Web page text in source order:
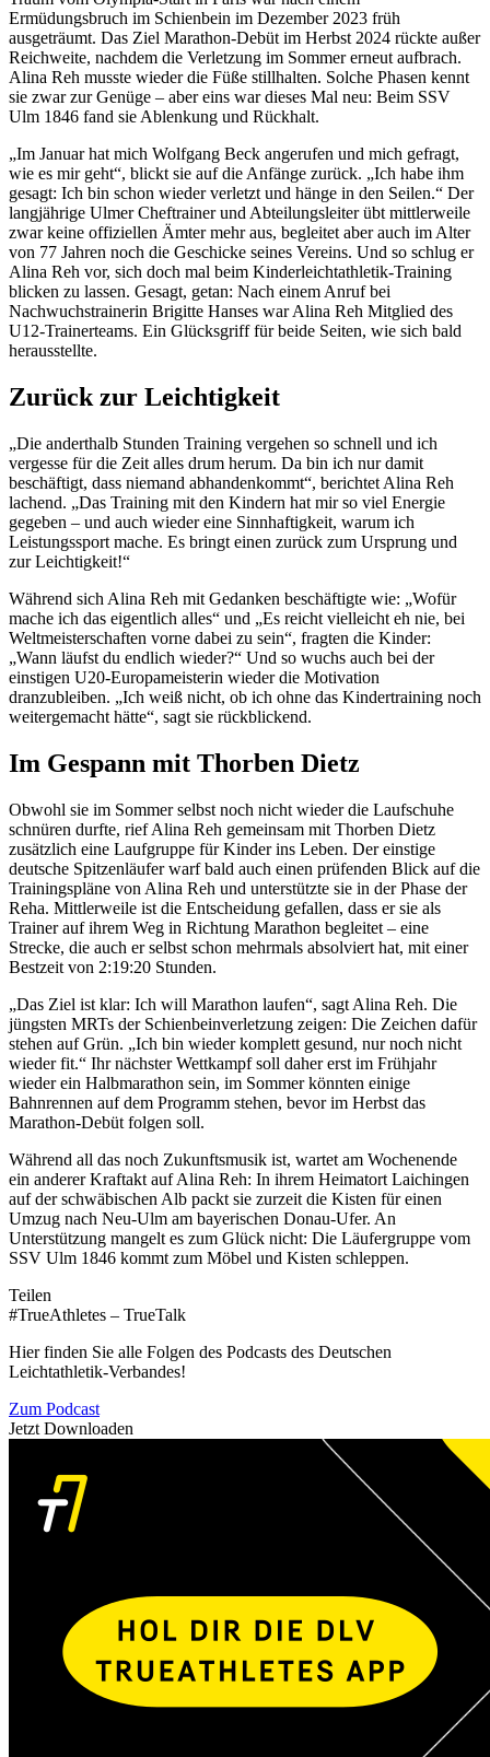
Ermüdungsbruch im Schienbein im Dezember 2023 früh
ausgeträumt. Das Ziel Marathon-Debüt im Herbst 2024 rückte außer
Reichweite, nachdem die Verletzung im Sommer erneut aufbrach.
Alina Reh musste wieder die Füße stillhalten. Solche Phasen kennt
sie zwar zur Genüge – aber eins war dieses Mal neu: Beim SSV
Ulm 1846 fand sie Ablenkung und Rückhalt.
„Im Januar hat mich Wolfgang Beck angerufen und mich gefragt,
wie es mir geht“, blickt sie auf die Anfänge zurück. „Ich habe ihm
gesagt: Ich bin schon wieder verletzt und hänge in den Seilen.“ Der
langjährige Ulmer Cheftrainer und Abteilungsleiter übt mittlerweile
zwar keine offiziellen Ämter mehr aus, begleitet aber auch im Alter
von 77 Jahren noch die Geschicke seines Vereins. Und so schlug er
Alina Reh vor, sich doch mal beim Kinderleichtathletik-Training
blicken zu lassen. Gesagt, getan: Nach einem Anruf bei
Nachwuchstrainerin Brigitte Hanses war Alina Reh Mitglied des
U12-Trainerteams. Ein Glücksgriff für beide Seiten, wie sich bald
herausstellte.
Zurück zur Leichtigkeit
„Die anderthalb Stunden Training vergehen so schnell und ich
vergesse für die Zeit alles drum herum. Da bin ich nur damit
beschäftigt, dass niemand abhandenkommt“, berichtet Alina Reh
lachend. „Das Training mit den Kindern hat mir so viel Energie
gegeben – und auch wieder eine Sinnhaftigkeit, warum ich
Leistungssport mache. Es bringt einen zurück zum Ursprung und
zur Leichtigkeit!“
Während sich Alina Reh mit Gedanken beschäftigte wie: „Wofür
mache ich das eigentlich alles“ und „Es reicht vielleicht eh nie, bei
Weltmeisterschaften vorne dabei zu sein“, fragten die Kinder:
„Wann läufst du endlich wieder?“ Und so wuchs auch bei der
einstigen U20-Europameisterin wieder die Motivation
dranzubleiben. „Ich weiß nicht, ob ich ohne das Kindertraining noch
weitergemacht hätte“, sagt sie rückblickend.
Im Gespann mit Thorben Dietz
Obwohl sie im Sommer selbst noch nicht wieder die Laufschuhe
schnüren durfte, rief Alina Reh gemeinsam mit Thorben Dietz
zusätzlich eine Laufgruppe für Kinder ins Leben. Der einstige
deutsche Spitzenläufer warf bald auch einen prüfenden Blick auf die
Trainingspläne von Alina Reh und unterstützte sie in der Phase der
Reha. Mittlerweile ist die Entscheidung gefallen, dass er sie als
Trainer auf ihrem Weg in Richtung Marathon begleitet – eine
Strecke, die auch er selbst schon mehrmals absolviert hat, mit einer
Bestzeit von 2:19:20 Stunden.
„Das Ziel ist klar: Ich will Marathon laufen“, sagt Alina Reh. Die
jüngsten MRTs der Schienbeinverletzung zeigen: Die Zeichen dafür
stehen auf Grün. „Ich bin wieder komplett gesund, nur noch nicht
wieder fit.“ Ihr nächster Wettkampf soll daher erst im Frühjahr
wieder ein Halbmarathon sein, im Sommer könnten einige
Bahnrennen auf dem Programm stehen, bevor im Herbst das
Marathon-Debüt folgen soll.
Während all das noch Zukunftsmusik ist, wartet am Wochenende
ein anderer Kraftakt auf Alina Reh: In ihrem Heimatort Laichingen
auf der schwäbischen Alb packt sie zurzeit die Kisten für einen
Umzug nach Neu-Ulm am bayerischen Donau-Ufer. An
Unterstützung mangelt es zum Glück nicht: Die Läufergruppe vom
SSV Ulm 1846 kommt zum Möbel und Kisten schleppen.
Teilen
#TrueAthletes – TrueTalk
Hier finden Sie alle Folgen des Podcasts des Deutschen
Leichtathletik-Verbandes!
Zum Podcast
Jetzt Downloaden